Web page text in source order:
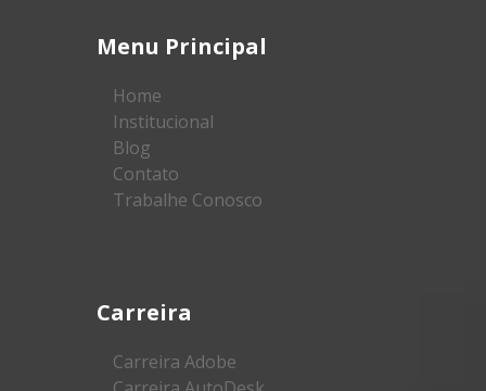
Menu Principal
Home
Institucional
Blog
Contato
Trabalhe Conosco
Carreira
Carreira Adobe